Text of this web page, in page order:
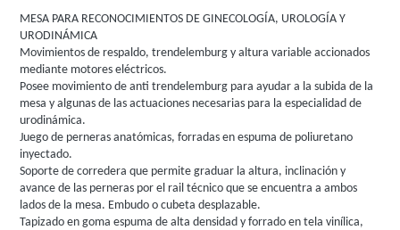
MESA PARA RECONOCIMIENTOS DE GINECOLOGÍA, UROLOGÍA Y
URODINÁMICA
Movimientos de respaldo, trendelemburg y altura variable accionados
mediante motores eléctricos.
Posee movimiento de anti trendelemburg para ayudar a la subida de la
mesa y algunas de las actuaciones necesarias para la especialidad de
urodinámica.
Juego de perneras anatómicas, forradas en espuma de poliuretano
inyectado.
Soporte de corredera que permite graduar la altura, inclinación y
avance de las perneras por el rail técnico que se encuentra a ambos
lados de la mesa. Embudo o cubeta desplazable.
Tapizado en goma espuma de alta densidad y forrado en tela vinílica,